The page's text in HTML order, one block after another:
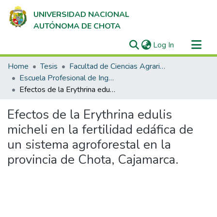
UNIVERSIDAD NACIONAL
AUTÓNOMA DE CHOTA
Log In (current)
Communities & Collections
All of DSpace
Statistics
Home Tesis
Facultad de Ciencias Agrarias
Escuela Profesional de Ingeniería Forestal y Ambiental
Efectos de la Erythrina edulis micheli en la fertilidad edáfica de un sistema agroforestal en la provincia de Chota, Cajamarca.
Efectos de la Erythrina edulis
micheli en la fertilidad edáfica de
un sistema agroforestal en la
provincia de Chota, Cajamarca.